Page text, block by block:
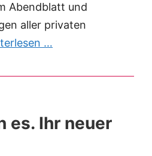
Abendblatt und
aller privaten
…
es. Ihr neuer